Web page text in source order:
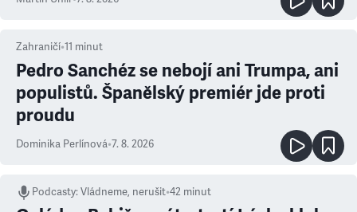
Zahraničí•11 minut
Pedro Sanchéz se nebojí ani Trumpa, ani
populistů. Španělský premiér jde proti
proudu
Dominika Perlínová•7. 8. 2026
Podcasty:Vládneme, nerušit•42 minut